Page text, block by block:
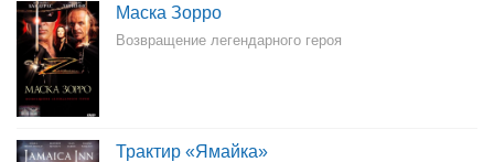
Маска Зорро
Возвращение легендарного героя
Трактир «Ямайка»